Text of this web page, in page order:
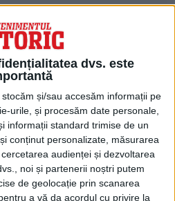
dvs. este
stocăm și/sau accesăm informații pe
urile, și procesăm date personale,
informații standard trimise de un
conținut personalizate, măsurarea
audienței și dezvoltarea
noi și partenerii noștri putem
de geolocație prin scanarea
a vă da acordul cu privire la
Alecu
că deține un